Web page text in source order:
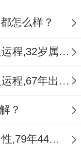
怎么样？
1991年属羊女2023年运势及运程,32岁属羊人2023全年每月运势女性如何
1967年属羊人2023年运势及运程,67年出生的56岁生肖羊2023年每月运势详解
？
1979年属羊人2023年运势男性,79年44岁属羊男2023年每月运程怎么样